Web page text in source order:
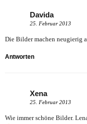
Davida
25. Februar 2013
Die Bilder machen neugierig
Antworten
Xena
25. Februar 2013
Wie immer schöne Bilder.